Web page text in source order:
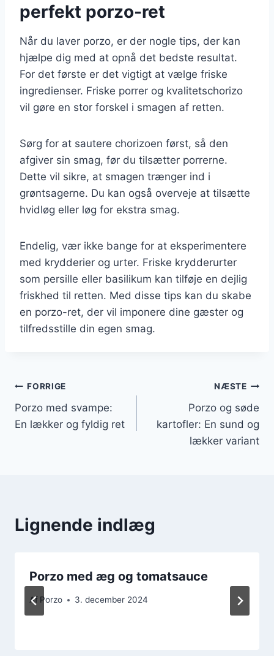
perfekt porzo-ret
Når du laver porzo, er der nogle tips, der kan
hjælpe dig med at opnå det bedste resultat.
For det første er det vigtigt at vælge friske
ingredienser. Friske porrer og kvalitetschorizo
vil gøre en stor forskel i smagen af retten.
Sørg for at sautere chorizoen først, så den
afgiver sin smag, før du tilsætter porrerne.
Dette vil sikre, at smagen trænger ind i
grøntsagerne. Du kan også overveje at tilsætte
hvidløg eller løg for ekstra smag.
Endelig, vær ikke bange for at eksperimentere
med krydderier og urter. Friske krydderurter
som persille eller basilikum kan tilføje en dejlig
friskhed til retten. Med disse tips kan du skabe
en porzo-ret, der vil imponere dine gæster og
tilfredsstille din egen smag.
Indlægsnavigation
FORRIGE
Porzo med svampe:
En lækker og fyldig ret
NÆSTE
Porzo og søde
kartofler: En sund og
lækker variant
Lignende indlæg
Porzo med æg og tomatsauce
Af Porzo 3. december 2024